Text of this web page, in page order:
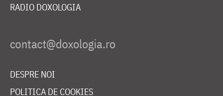
RADIO DOXOLOGIA
DESPRE NOI
POLITICA DE COOKIES